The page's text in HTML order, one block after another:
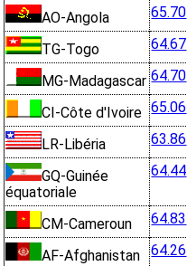
AO-Angola 65.70
TG-Togo 64.67
MG-Madagascar 64.70
CI-Côte d'Ivoire 65.06
LR-Libéria 63.86
GQ-Guinée
équatoriale
64.44
CM-Cameroun 64.83
AF-Afghanistan 64.26